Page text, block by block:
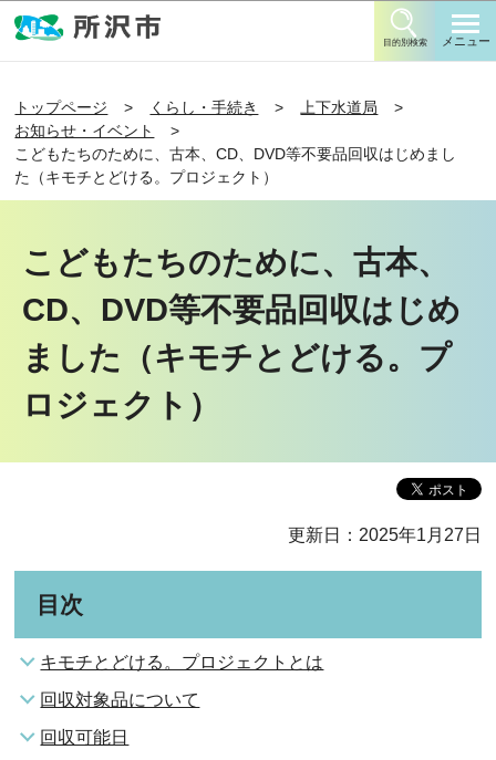
目的別検索 メニュー
トップページ くらし・手続き
上下水道局
お知らせ・イベント
こどもたちのために、古本、CD、DVD等不要品回収はじめまし
た（キモチとどける。プロジェクト）
こどもたちのために、古本、
CD、DVD等不要品回収はじめ
ました（キモチとどける。プ
ロジェクト）
更新日：2025年1月27日
目次
キモチとどける。プロジェクトとは
回収対象品について
回収可能日